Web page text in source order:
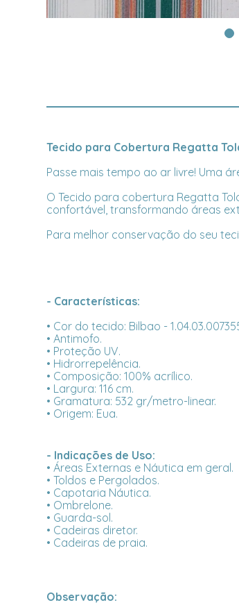
Tecido para Cobertura Regatta
Passe mais tempo ao ar livre! Uma
O Tecido para cobertura Regatta
confortável, transformando áreas
Para melhor conservação do seu
- Características:
• Cor do tecido: Bilbao -
• Antimofo.
• Proteção UV.
• Hidrorrepelência.
• Composição: 100% acrílico.
• Largura: 116 cm.
• Gramatura: 532 gr/metro-linear.
• Origem: Eua.
- Indicações de Uso:
• Áreas Externas e Náutica em geral.
• Toldos e Pergolados.
• Capotaria Náutica.
• Ombrelone.
• Guarda-sol.
• Cadeiras diretor.
• Cadeiras de praia.
Observação: